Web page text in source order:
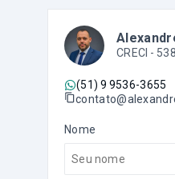
CRECI -
(51) 9 9536-3655
Nome